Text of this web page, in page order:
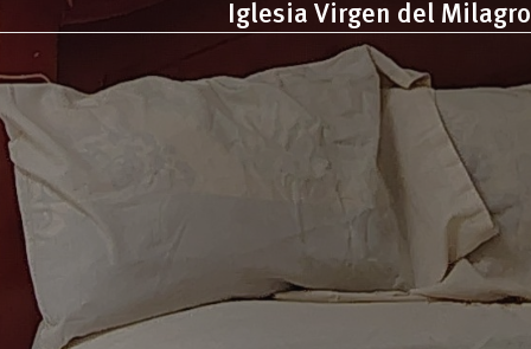
Iglesia Virgen del Milagro